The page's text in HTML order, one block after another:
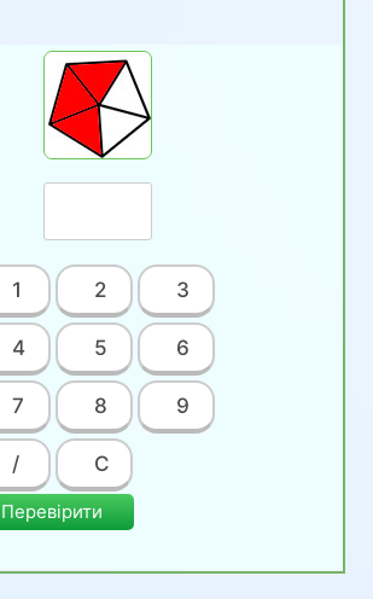
1 2 3
4 5 6
7 8 9
/ C
Перевірити